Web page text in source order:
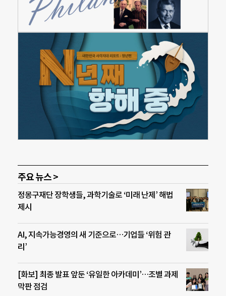
주요 뉴스 >
정몽구재단 장학생들, 과학기술로 ‘미래 난제’ 해법
제시
AI, 지속가능경영의 새 기준으로…기업들 ‘위험 관
리’
[화보] 최종 발표 앞둔 ‘유일한 아카데미’…조별 과제
막판 점검